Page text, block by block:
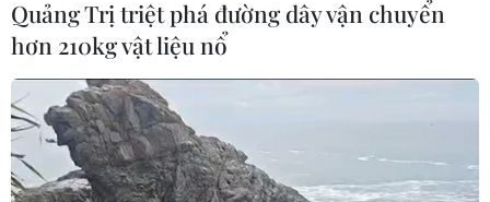
Sơn La công bố tình huống khẩn cấp
về thiên tai với hai xã Muổi Nọi, Nậm
Lầu
08/08/2026 03:53
Kết luận số 75-KL/TW: Cà Mau chủ
Quảng Trị triệt phá đường dây vận chuyển
hơn 210kg vật liệu nổ